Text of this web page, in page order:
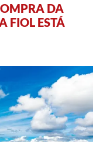
DA
FIOL ESTÁ